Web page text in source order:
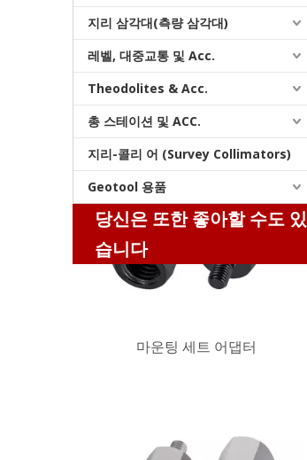
지리 삼각대(측량 삼각대)
레벨, 대중교통 및 Acc.
Theodolites & Acc.
총 스테이션 및 ACC.
지리-콜리 어 (Survey Collimators)
Geotool 용품
당신은 또한 좋아할 수도 있
습니다
마운팅 세트 어댑터